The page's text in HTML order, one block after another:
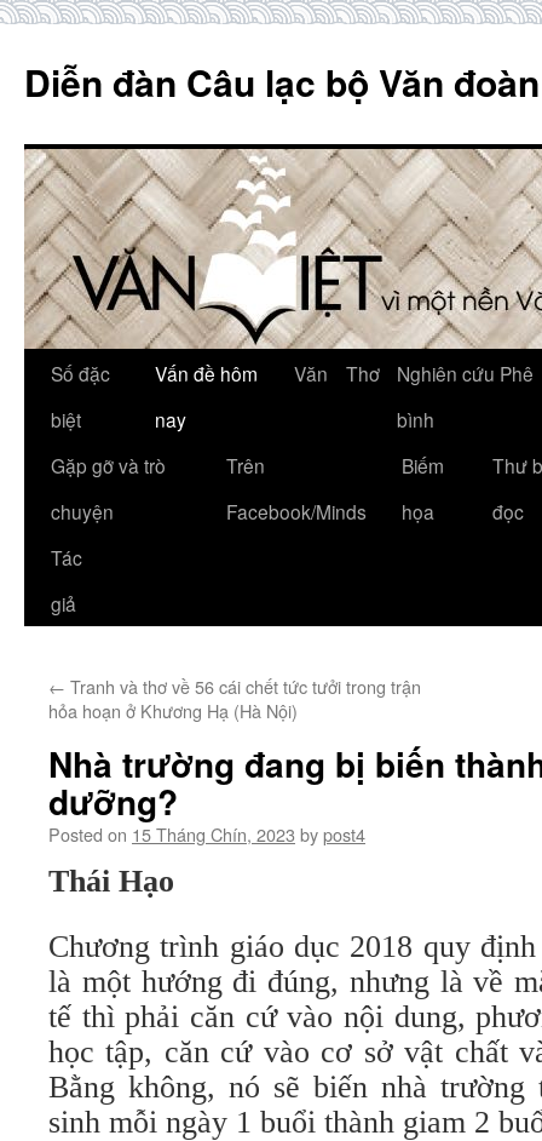
content
Diễn đàn Câu lạc bộ Văn
Số đặc
biệt
Vấn đề hôm
nay
Văn Thơ
Nghiên cứu Phê
bình
Gặp gỡ và trò
chuyện
Trên
Facebook/Minds
Biếm
họa
Thư
đọc
Tác
giả
← Tranh và thơ về 56 cái chết tức tưởi trong trận
hỏa hoạn ở Khương Hạ (Hà Nội)
Nhà trường đang bị biến
dưỡng?
Posted on 15 Tháng Chín, 2023 bypost4
Thái Hạo
Chương trình giáo dục 2018 quy
là một hướng đi đúng, nhưng là về
tế thì phải căn cứ vào nội dung,
học tập, căn cứ vào cơ sở vật chất
Bằng không, nó sẽ biến nhà
sinh mỗi ngày 1 buổi thành giam 2